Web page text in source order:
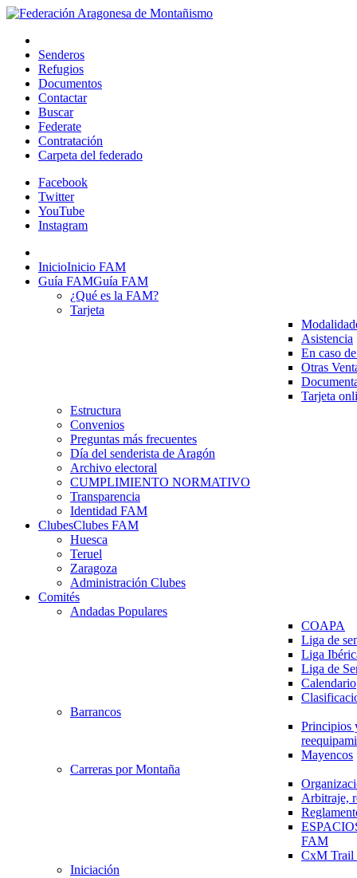
Senderos
Refugios
Documentos
Contactar
Buscar
Federate
Contratación
Carpeta del federado
Facebook
Twitter
YouTube
Instagram
InicioInicio FAM
Guía FAMGuía FAM
¿Qué es la FAM?
Tarjeta
Asistencia
En caso
Otras
Tarjeta
Estructura
Convenios
Preguntas más frecuentes
Día del senderista de Aragón
Archivo electoral
CUMPLIMIENTO NORMATIVO
Transparencia
Identidad FAM
ClubesClubes FAM
Huesca
Teruel
Zaragoza
Administración Clubes
Comités
Andadas Populares
COAPA
Liga de
Liga
Liga de
Calendario
Barrancos
Principios
Mayencos
Carreras por Montaña
Arbitraje,
FAM
CxM
Iniciación